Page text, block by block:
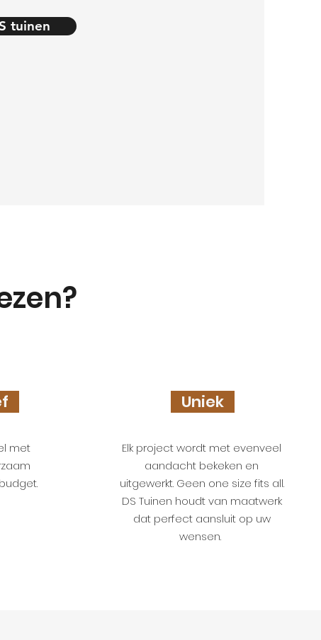
tuinen
met
Uniek
Elk project wordt met evenveel
aandacht bekeken en
uitgewerkt. Geen one size fits all.
DS Tuinen houdt van maatwerk
dat perfect aansluit op uw
wensen.